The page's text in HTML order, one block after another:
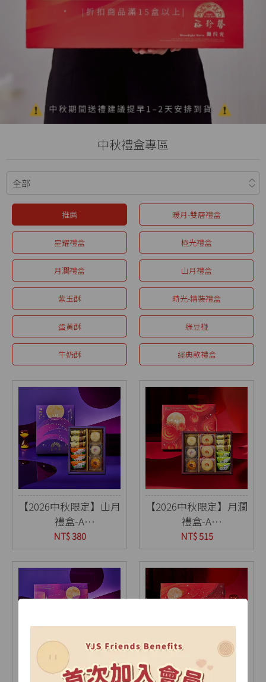
中秋禮盒專區
推薦 暖月-雙層禮盒
星耀禮盒 極光禮盒
月瀾禮盒 山月禮盒
紫玉酥 時光-精裝禮盒
蛋黃酥 綠豆椪
牛奶酥 經典款禮盒
【2026中秋限定】山月
禮盒-A
9入(盒)
NT$ 380
【2026中秋限定】月瀾
禮盒-A
12入(盒)
NT$ 515